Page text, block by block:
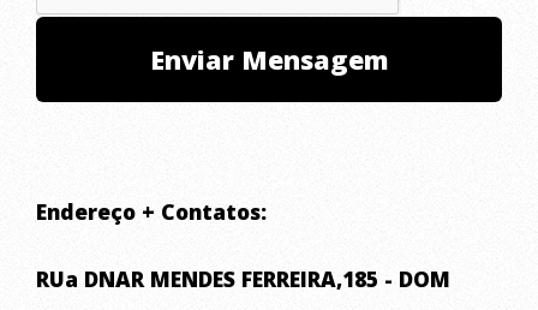
Endereço + Contatos:
RUa DNAR MENDES FERREIRA,185 - DOM